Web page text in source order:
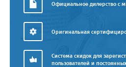
Официальное дилерство с
Оригинальная
Система скидок для
пользователей и